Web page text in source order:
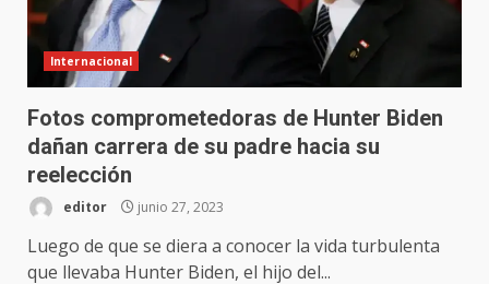
Internacional
Fotos comprometedoras de Hunter Biden
dañan carrera de su padre hacia su
reelección
editor junio 27, 2023
Luego de que se diera a conocer la vida turbulenta
que llevaba Hunter Biden, el hijo del...